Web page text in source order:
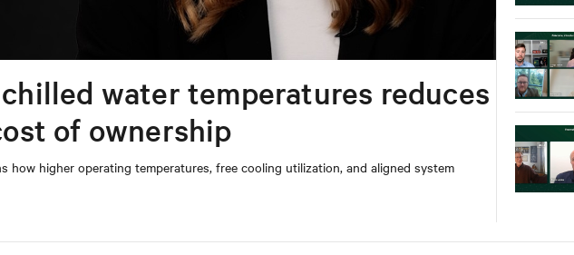
Mute
water temperatures reduces
of ownership
how higher operating temperatures, free cooling utilization, and aligned system